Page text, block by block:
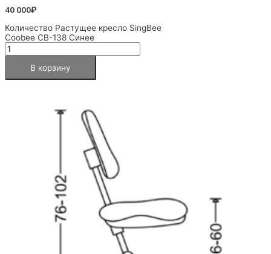
40 000₽
Количество Растущее кресло SingBee
Coobee CB-138 Синее
В корзину